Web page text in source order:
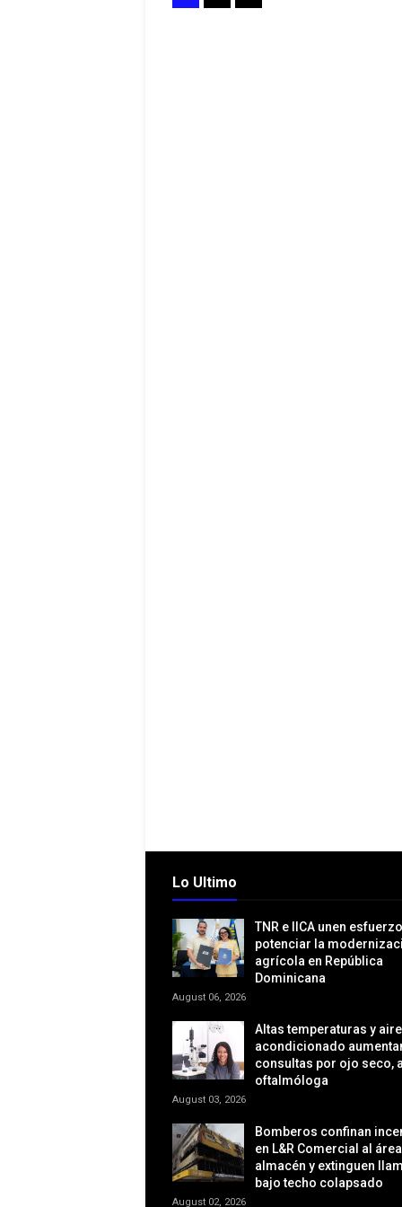
Lo Ultimo
TNR e IICA unen
potenciar la
agrícola en República
Dominicana
August 06, 2026
Altas temperaturas y aire
acondicionado
consultas por ojo seco,
oftalmóloga
August 03, 2026
Bomberos confinan
en L&R Comercial al
almacén y extinguen
bajo techo colapsado
August 02, 2026